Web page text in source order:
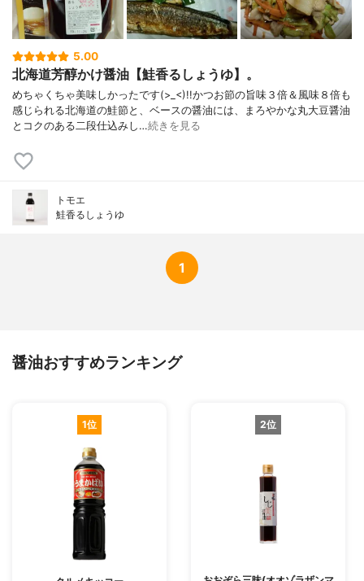
5.00
北海道芳醇かけ醤油【鮭香るしょうゆ】。
めちゃくちゃ美味しかったです(>_<)!!かつお節の旨味３倍＆風味８倍も
感じられる北海道の鮭節と、ベースの醤油には、まろやかな丸大豆醤油
とコクのある二段仕込みし…続きを見る
トモエ
鮭香るしょうゆ
1
醤油おすすめランキング
1位 2位